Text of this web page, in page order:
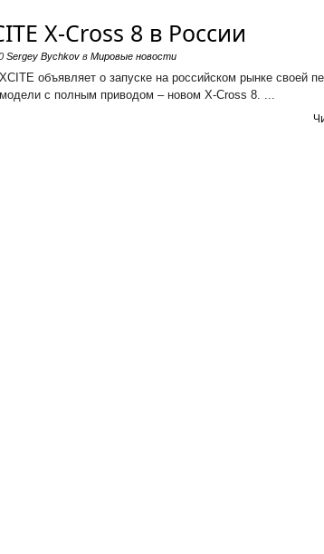
X-Cross 8 в России
Sergey Bychkov в Мировые новости
XCITE объявляет о запуске на российском рынке своей
модели с полным приводом – новом X-Cross 8. ...